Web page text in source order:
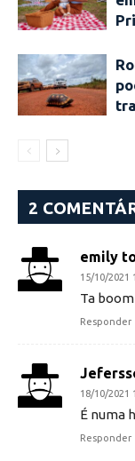
2
emily
15/10/2021
Ta boom
Responder
18/10/2021
É numa
Responder